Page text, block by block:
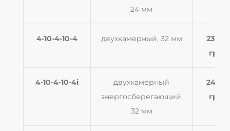
24 мм
4-10-4-10-4 двухкамерный, 32 мм
2300
грн
4-10-4-10-4i
двухкамерный
энергосберегающий,
32 мм
2480
грн